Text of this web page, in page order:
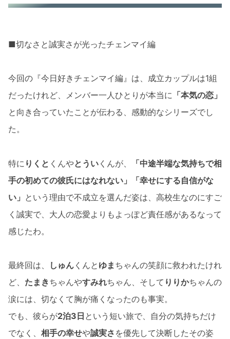
■切なさと誠実さが光ったチェンマイ編
今回の『今日好きチェンマイ編』は、成立カップルは1組
だったけれど、メンバー一人ひとりが本当に 「本気の恋」
と向き合っていたことが伝わる、感動的なシリーズでし
た。
特に りくと くんやとうい くんが、
「中途半端な気持ちで相
手の初めての彼氏にはなれない」「幸せにする自信がな
い」 という理由で不成立を選んだ姿は、高校生なのにすご
く誠実で、大人の恋愛よりもよっぽど責任感があるなって
感じたわ。
最終回は、 しゅん くんと ゆまちゃんの笑顔に救われたけれ
ど、 たまきちゃんやすみれちゃん、そして りりかちゃんの
涙には、切なくて胸が痛くなったのも事実。
でも、彼らが2泊3日 という短い旅で、自分の気持ちだけ
でなく、 相手の幸せや誠実さ を優先して決断したその姿